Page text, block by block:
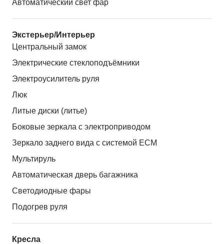
Автоматический свет фар
Экстерьер/Интерьер
Центральный замок
Электрические стеклоподъёмники
Электроусилитель руля
Люк
Литые диски (литье)
Боковые зеркала с электроприводом
Зеркало заднего вида с системой ЕСМ
Мультируль
Автоматическая дверь багажника
Светодиодные фары
Подогрев руля
Кресла